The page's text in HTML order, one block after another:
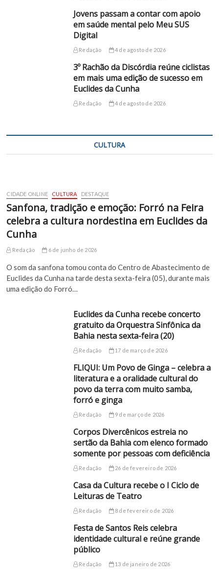
Jovens passam a contar com apoio
em saúde mental pelo Meu SUS
Digital
Redação 4 de agosto de 2026
3º Rachão da Discórdia reúne ciclistas
em mais uma edição de sucesso em
Euclides da Cunha
Redação 4 de agosto de 2026
CULTURA
CIDADE ONLINE CULTURA DESTAQUE
Sanfona, tradição e emoção: Forró na Feira
celebra a cultura nordestina em Euclides da
Cunha
Redação 6 de junho de 2026
O som da sanfona tomou conta do Centro de Abastecimento de
Euclides da Cunha na tarde desta sexta-feira (05), durante mais
uma edição do Forró…
Euclides da Cunha recebe concerto
gratuito da Orquestra Sinfônica da
Bahia nesta sexta-feira (20)
Redação 17 de março de 2026
FLIQUI: Um Povo de Ginga – celebra a
literatura e a oralidade cultural do
povo da terra com muito samba,
forró e ginga
Redação 9 de março de 2026
Corpos Divercênicos estreia no
sertão da Bahia com elenco formado
somente por pessoas com deficiência
Redação 26 de fevereiro de 2026
Casa da Cultura recebe o I Ciclo de
Leituras de Teatro
Redação 8 de fevereiro de 2026
Festa de Santos Reis celebra
identidade cultural e reúne grande
público
Redação 13 de janeiro de 2026